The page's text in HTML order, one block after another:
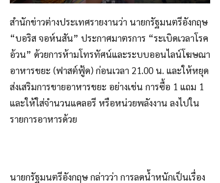
สำนักข่าวต่างประเทศรายงานว่า นายกรัฐมนตรีอังกฤษ
“บอริส จอห์นสัน” ประกาศมาตรการ “ระเบิดเวลาโรค
อ้วน” ด้วยการห้ามโทรทัศน์และระบบออนไลน์โฆษณา
อาหารขยะ (ฟาสต์ฟู้ด) ก่อนเวลา 21.00 น. และให้หยุด
ส่งเสริมการขายอาหารขยะ อย่างเช่น การซื้อ 1 แถม 1
และให้ใส่จำนวนแคลอรี หรือหน่วยพลังงาน ลงไปใน
รายการอาหารด้วย
นายกรัฐมนตรีอังกฤษ กล่าวว่า การลดน้ำหนักเป็นเรื่อง